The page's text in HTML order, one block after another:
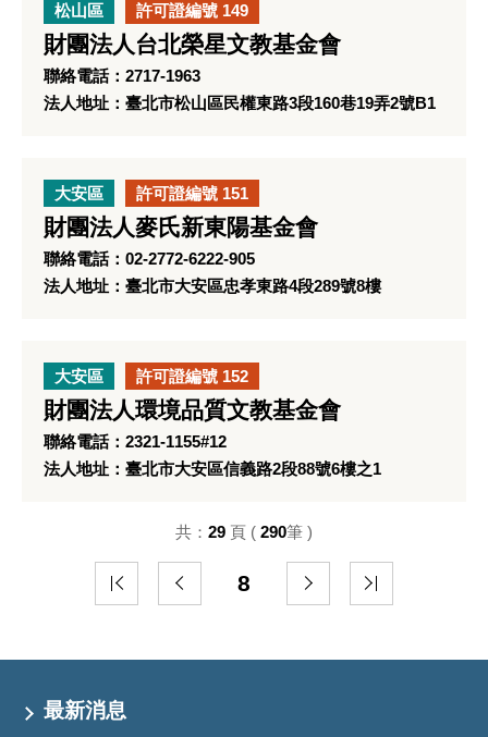
松山區 許可證編號 149
財團法人台北榮星文教基金會
聯絡電話：2717-1963
法人地址：臺北市松山區民權東路3段160巷19弄2號B1
大安區 許可證編號 151
財團法人麥氏新東陽基金會
聯絡電話：02-2772-6222-905
法人地址：臺北市大安區忠孝東路4段289號8樓
大安區 許可證編號 152
財團法人環境品質文教基金會
聯絡電話：2321-1155#12
法人地址：臺北市大安區信義路2段88號6樓之1
8
共： 29 頁 ( 290筆 )
最新消息